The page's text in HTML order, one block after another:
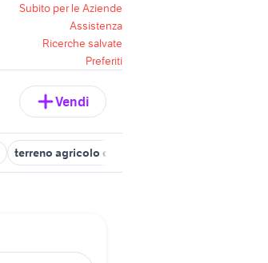
Subito per le Aziende
Assistenza
Ricerche salvate
Preferiti
Vendi
terreno agricolo chieti